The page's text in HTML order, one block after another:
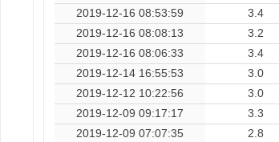
2019-12-16 08:53:59
3.4
2019-12-16 08:08:13
3.2
2019-12-16 08:06:33
3.4
2019-12-14 16:55:53
3.0
2019-12-12 10:22:56
3.0
2019-12-09 09:17:17
3.3
2019-12-09 07:07:35
2.8